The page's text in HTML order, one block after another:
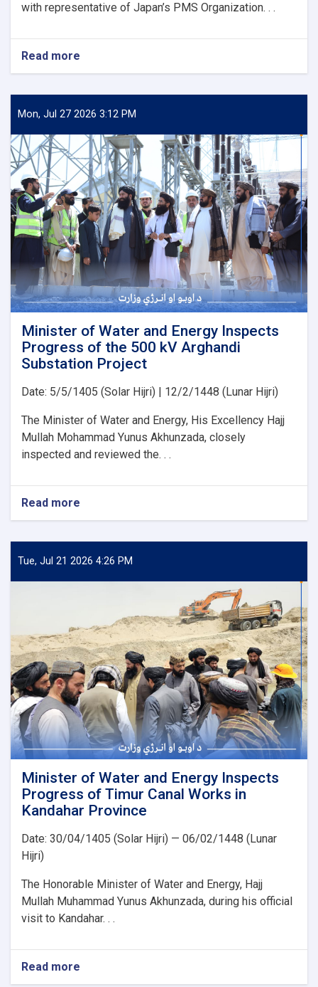
with representative of Japan’s PMS Organization. . .
Read more
Water
and
Signs
an
agreement
with
Japan’s
PMS
Organization
for
the
Implementation
of
Several
Water
Development
Projects
Mon, Jul 27 2026 3:12 PM
Minister of Water and Energy Inspects
Progress of the 500 kV Arghandi
Substation Project
Date: 5/5/1405 (Solar Hijri) | 12/2/1448 (Lunar Hijri)
The Minister of Water and Energy, His Excellency Hajj
Mullah Mohammad Yunus Akhunzada, closely
inspected and reviewed the. . .
Read more
Water
and
the
500
kV
Arghandi
Substation
Project
Tue, Jul 21 2026 4:26 PM
Minister of Water and Energy Inspects
Progress of Timur Canal Works in
Kandahar Province
Date: 30/04/1405 (Solar Hijri) — 06/02/1448 (Lunar
Hijri)
The Honorable Minister of Water and Energy, Hajj
Mullah Muhammad Yunus Akhunzada, during his official
visit to Kandahar. . .
Read more